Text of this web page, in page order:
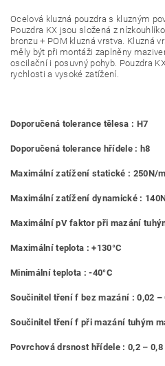
Ocelová kluzná pouzdra s kluzným
Pouzdra KX jsou složená z
bronzu + POM kluzná vrstva. Kluzná
měly být při montáži zaplněny
oscilační i posuvný pohyb. Pouzdra
rychlosti a vysoké zatížení.
Doporučená tolerance tělesa : H7
Doporučená tolerance hřídele : h8
Maximální zatížení statické : 250N/
Maximální zatížení dynamické :
Maximální pV faktor při mazání
Maximální teplota : +130°C
Minimální teplota : -40°C
Součinitel tření f bez mazání : 0,02 –
Součinitel tření f při mazání tuhým
Povrchová drsnost hřídele : 0,2 – 0,8